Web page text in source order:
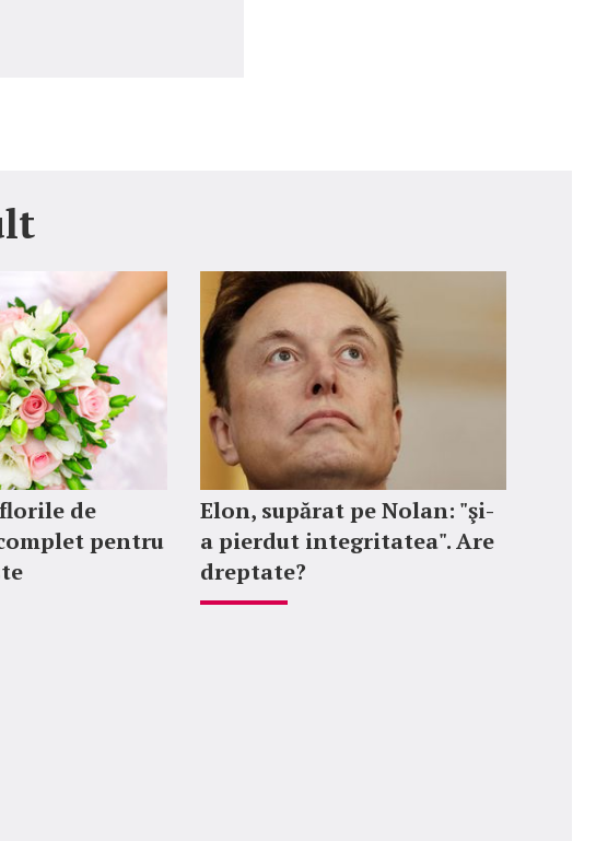
de
pentru
Elon, supărat pe Nolan: "şi-
a pierdut integritatea". Are
dreptate?